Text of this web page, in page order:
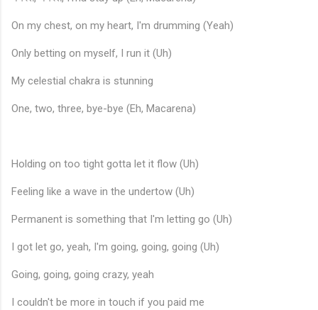
On my chest, on my heart, I'm drumming (Yeah)
Only betting on myself, I run it (Uh)
My celestial chakra is stunning
One, two, three, bye-bye (Eh, Macarena)
Holding on too tight gotta let it flow (Uh)
Feeling like a wave in the undertow (Uh)
Permanent is something that I'm letting go (Uh)
I got let go, yeah, I'm going, going, going (Uh)
Going, going, going crazy, yeah
I couldn't be more in touch if you paid me